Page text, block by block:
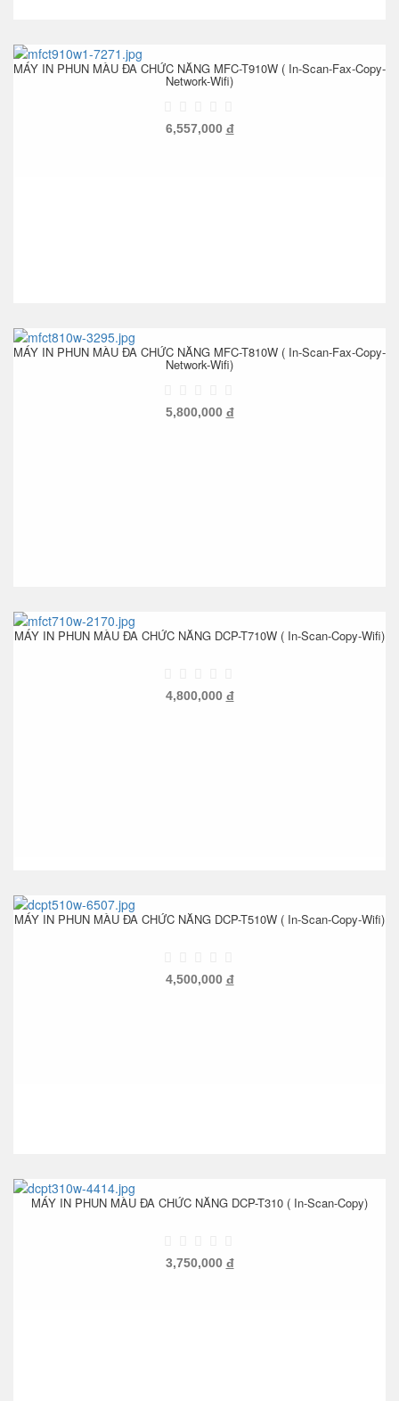
MÁY IN PHUN MÀU ĐA CHỨC NĂNG MFC-T910W ( In-Scan-Fax-Copy-
Network-Wifi)
6,557,000 đ
MÁY IN PHUN MÀU ĐA CHỨC NĂNG MFC-T810W ( In-Scan-Fax-Copy-
Network-Wifi)
5,800,000 đ
MÁY IN PHUN MÀU ĐA CHỨC NĂNG DCP-T710W ( In-Scan-Copy-Wifi)
4,800,000 đ
MÁY IN PHUN MÀU ĐA CHỨC NĂNG DCP-T510W ( In-Scan-Copy-Wifi)
4,500,000 đ
MÁY IN PHUN MÀU ĐA CHỨC NĂNG DCP-T310 ( In-Scan-Copy)
3,750,000 đ